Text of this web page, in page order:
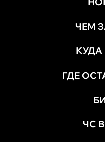
ЧЕМ
КУДА
ГДЕ
ЧС